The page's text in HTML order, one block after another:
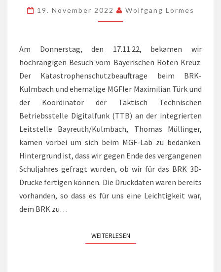
DANKE!
19. November 2022 Wolfgang Lormes
Am Donnerstag, den 17.11.22, bekamen wir
hochrangigen Besuch vom Bayerischen Roten Kreuz.
Der Katastrophenschutzbeauftrage beim BRK-
Kulmbach und ehemalige MGFler Maximilian Türk und
der Koordinator der Taktisch Technischen
Betriebsstelle Digitalfunk (TTB) an der integrierten
Leitstelle Bayreuth/Kulmbach, Thomas Müllinger,
kamen vorbei um sich beim MGF-Lab zu bedanken.
Hintergrund ist, dass wir gegen Ende des vergangenen
Schuljahres gefragt wurden, ob wir für das BRK 3D-
Drucke fertigen können. Die Druckdaten waren bereits
vorhanden, so dass es für uns eine Leichtigkeit war,
dem BRK zu…
WEITERLESENWEITERLESEN